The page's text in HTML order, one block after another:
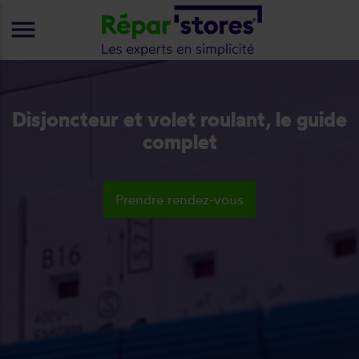
Disjoncteur et volet roulant, le guide
complet
Prendre rendez-vous
menu